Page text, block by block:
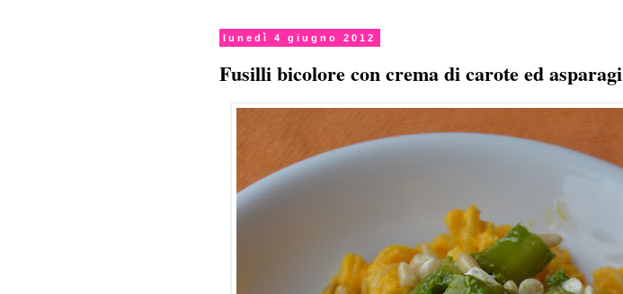
lunedì 4 giugno 2012
Fusilli bicolore con crema di carote ed asparagi